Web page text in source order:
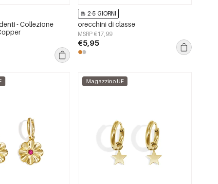
- Collezione
2-5 GIORNI
orecchini di classe
MSRP €17,99
€5,95
Magazzino UE